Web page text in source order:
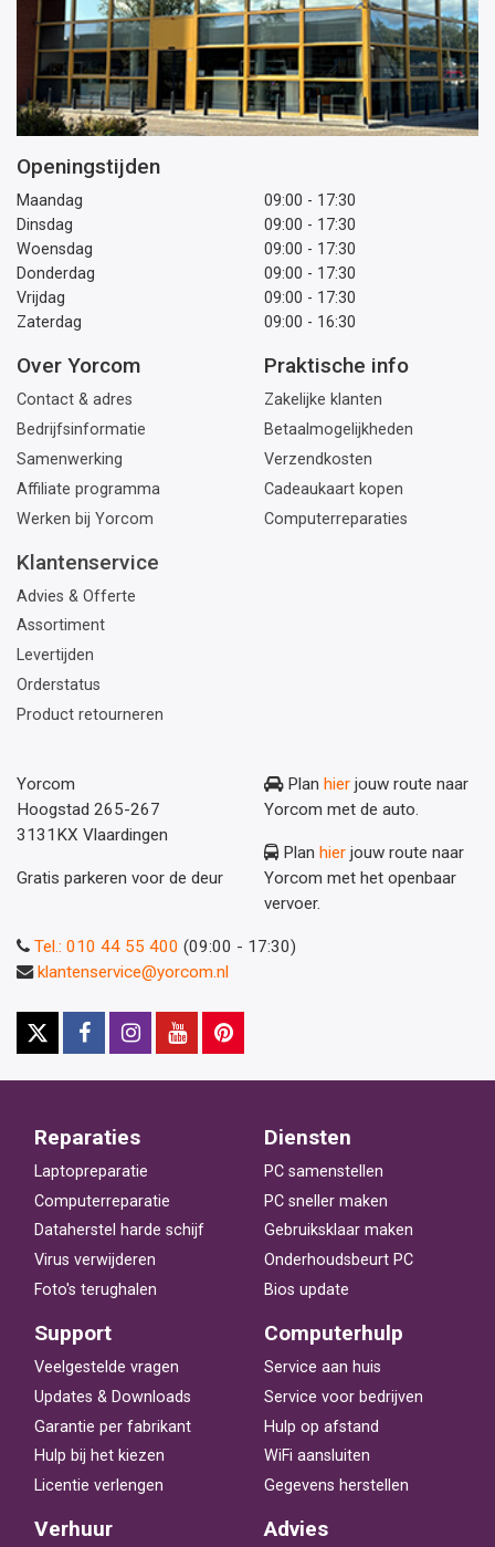
Openingstijden
Maandag
09:00 - 17:30
Dinsdag
09:00 - 17:30
Woensdag
09:00 - 17:30
Donderdag
09:00 - 17:30
Vrijdag
09:00 - 17:30
Zaterdag
09:00 - 16:30
Over Yorcom
Contact & adres
Bedrijfsinformatie
Samenwerking
Affiliate programma
Werken bij Yorcom
Praktische info
Zakelijke klanten
Betaalmogelijkheden
Verzendkosten
Cadeaukaart kopen
Computerreparaties
Klantenservice
Advies & Offerte
Assortiment
Levertijden
Orderstatus
Product retourneren
Yorcom
Hoogstad 265-267
3131KX Vlaardingen
Gratis parkeren voor de deur
Plan hier jouw route naar
Yorcom met de auto.
Plan hier jouw route naar
Yorcom met het openbaar
vervoer.
Tel.: 010 44 55 400 (09:00 - 17:30)
klantenservice@yorcom.nl
Reparaties
Laptopreparatie
Computerreparatie
Dataherstel harde schijf
Virus verwijderen
Foto's terughalen
Diensten
PC samenstellen
PC sneller maken
Gebruiksklaar maken
Onderhoudsbeurt PC
Bios update
Support
Veelgestelde vragen
Updates & Downloads
Garantie per fabrikant
Hulp bij het kiezen
Licentie verlengen
Computerhulp
Service aan huis
Service voor bedrijven
Hulp op afstand
WiFi aansluiten
Gegevens herstellen
Verhuur Advies